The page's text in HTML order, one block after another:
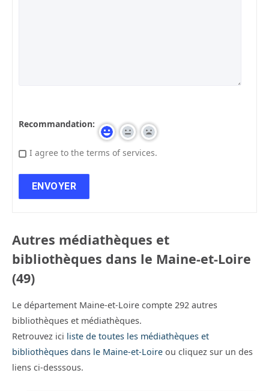
Recommandation:
I agree to the terms of services.
Autres médiathèques et
bibliothèques dans le Maine-et-Loire
(49)
Le département Maine-et-Loire compte 292 autres
bibliothèques et médiathèques.
Retrouvez ici liste de toutes les médiathèques et
bibliothèques dans le Maine-et-Loire ou cliquez sur un des
liens ci-desssous.